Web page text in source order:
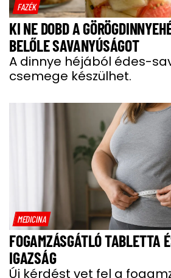
FAZÉK
KI NE DOBD A
BELŐLE SAVANYÚSÁGOT
A dinnye héjából édes-
csemege készülhet.
MEDICINA
FOGAMZÁSGÁTLÓ TABLETTA
IGAZSÁG
Új kérdést vet fel a